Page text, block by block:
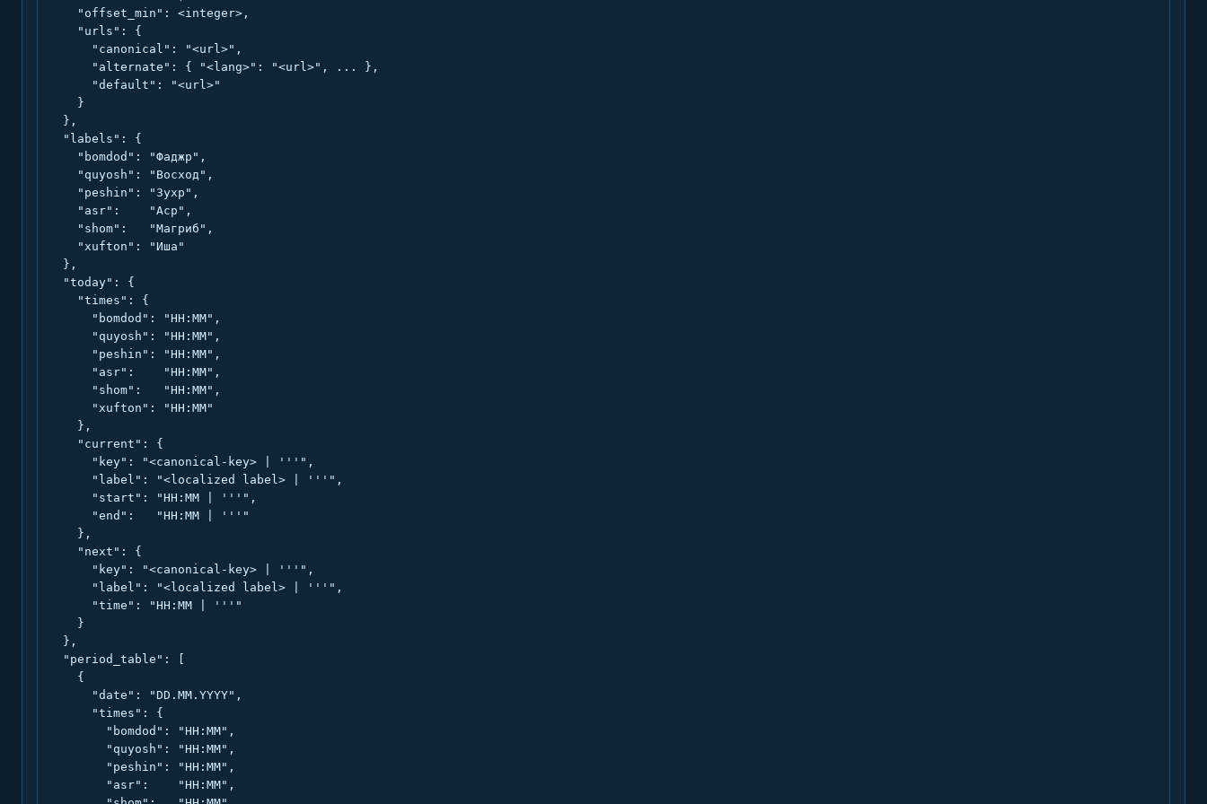
    "offset_min": <integer>,
    "urls": {
      "canonical": "<url>",
      "alternate": { "<lang>": "<url>", ... },
      "default": "<url>"
    }
  },
  "labels": {
    "bomdod": "Фаджр",
    "quyosh": "Восход",
    "peshin": "Зухр",
    "asr":    "Аср",
    "shom":   "Магриб",
    "xufton": "Иша"
  },
  "today": {
    "times": {
      "bomdod": "HH:MM",
      "quyosh": "HH:MM",
      "peshin": "HH:MM",
      "asr":    "HH:MM",
      "shom":   "HH:MM",
      "xufton": "HH:MM"
    },
    "current": {
      "key": "<canonical-key> | '''",
      "label": "<localized label> | '''",
      "start": "HH:MM | '''",
      "end":   "HH:MM | '''"
    },
    "next": {
      "key": "<canonical-key> | '''",
      "label": "<localized label> | '''",
      "time": "HH:MM | '''"
    }
  },
  "period_table": [
    {
      "date": "DD.MM.YYYY",
      "times": {
        "bomdod": "HH:MM",
        "quyosh": "HH:MM",
        "peshin": "HH:MM",
        "asr":    "HH:MM",